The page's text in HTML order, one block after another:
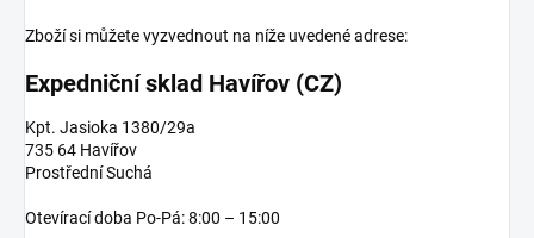
Zboží si můžete vyzvednout na níže uvedené adrese:
Expedniční sklad Havířov (CZ)
Kpt. Jasioka 1380/29a
735 64 Havířov
Prostřední Suchá
Otevírací doba Po-Pá: 8:00 – 15:00